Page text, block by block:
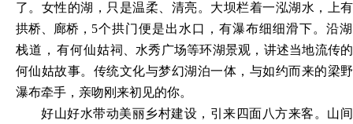
了。女性的湖，只是温柔、清亮。大坝栏着一泓湖水，上有
拱桥、廊桥， 5个拱门便是出水口，有瀑布细细滑下。沿湖
栈道，有何仙姑祠、水秀广场等环湖景观，讲述当地流传的
何仙姑故事。传统文化与梦幻湖泊一体，与如约而来的梁野
瀑布牵手，亲吻刚来初见的你。
好山好水带动美丽乡村建设，引来四面八方来客。山间